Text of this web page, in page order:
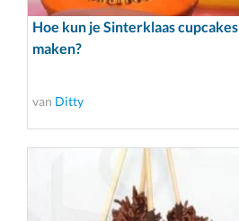
Hoe kun je Sinterklaas cupcakes
maken?
van Ditty